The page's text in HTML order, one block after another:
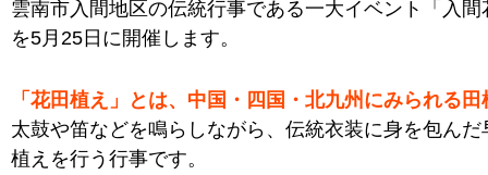
雲南市入間地区の伝統行事である一大イベント「入間
を5月25日に開催します。
「花田植え」とは、中国・四国・北九州にみられる
太鼓や笛などを鳴らしながら、伝統衣装に身を包んだ
植えを行う行事です。